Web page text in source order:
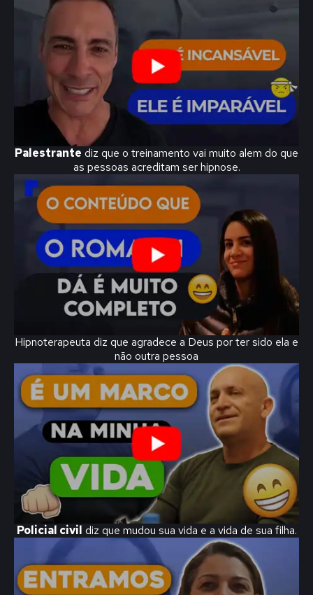
Palestrante diz que o treinamento vai muito alem do que
as pessoas acreditam ser hipnose.
Hipnoterapeuta diz que agradece a Deus por ter sido ela e
não outra pessoa
Policial civil diz que mudou sua vida e a vida de sua filha.